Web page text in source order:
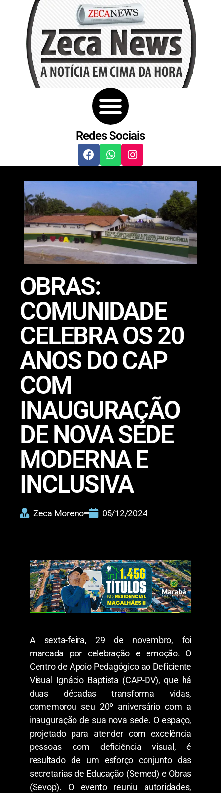
Redes Sociais
OBRAS:
COMUNIDADE
CELEBRA OS 20
ANOS DO CAP
COM
INAUGURAÇÃO
DE NOVA SEDE
MODERNA E
INCLUSIVA
Zeca Moreno 05/12/2024
A sexta-feira, 29 de novembro, foi
marcada por celebração e emoção. O
Centro de Apoio Pedagógico ao Deficiente
Visual Ignácio Baptista (CAP-DV), que há
duas décadas transforma vidas,
comemorou seu 20º aniversário com a
inauguração de sua nova sede. O espaço,
projetado para atender com excelência
pessoas com deficiência visual, é
resultado de um esforço conjunto das
secretarias de Educação (Semed) e Obras
(Sevop). O evento reuniu autoridades,